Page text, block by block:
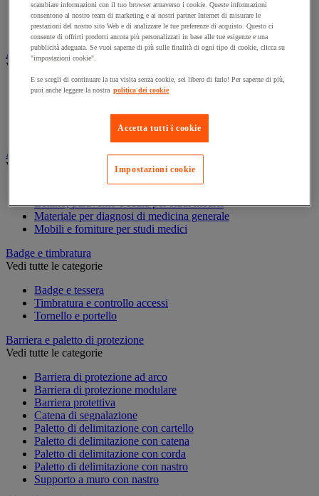
Armadio per prodotti tossici
Casse di ventilazione e filtri
Contenitore di sicurezza
Assorbente industriale
Vedi tutte le categorie
Assorbente
Contenitore e solvente per sgrassaggio
Attrezzatura e mobili per studi medici
Vedi tutte le categorie
Lettino, paravento e sedia per studi medici
Materiale per diagnosi di medicina generale
Mobili e forniture per studi medici
Badge e timbratura
Vedi tutte le categorie
Badge e tessera
Timbratura e controllo accessi
Tornello e portello
Barriera e paletto di protezione
Vedi tutte le categorie
Barriera di protezione ad arco
Barriera di protezione modulare
Barriera protettiva
Catena di segnalazione
Paletto di delimitazione con cartello
Paletto di delimitazione con catena
Paletto di delimitazione con corda
Paletto di delimitazione con nastro
Supporto a muro con nastro
scambiare informazioni con il tuo browser attraverso i cookie. Queste informazioni
consentono al nostro team di marketing e ai nostri partner Internet di misurare le
prestazioni del nostro sito Web e di analizzare le tue preferenze di acquisto. Questo ci
consente di offrirti prodotti ancora più personalizzati in base alle tue esigenze e una
pubblicità adeguata. Se vuoi saperne di più sulle finalità di ogni tipo di cookie, clicca su
"impostazioni cookie".
E se scegli di continuare la tua visita senza cookie, sei libero di farlo! Per saperne di più,
puoi anche leggere la nostra politica dei cookie
Accetta tutti i cookie
Impostazioni cookie